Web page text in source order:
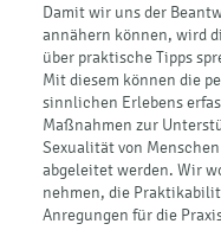
Damit wir uns der
annähern können, wird
über praktische Tipps
Mit diesem können die
sinnlichen Erlebens
Maßnahmen zur
Sexualität von
abgeleitet werden. Wir
nehmen, die
Anregungen für die